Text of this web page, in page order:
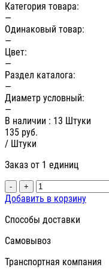
Категория товара:
—
Одинаковый товар:
—
Цвет:
—
Раздел каталога:
—
Диаметр условный:
—
В наличии : 13 Штуки
135 руб.
/ Штуки
Заказ от 1 единиц
- +
Добавить в корзину
Способы доставки
Самовывоз
Транспортная компания